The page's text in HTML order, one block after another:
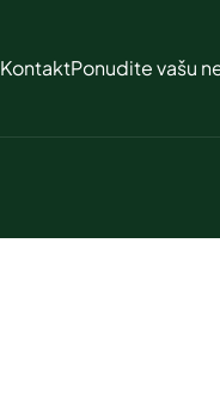
KontaktPonudite vašu